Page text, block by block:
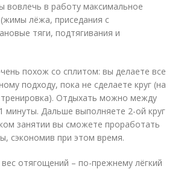
вовлечь в работу максимальное
лёжа, приседания с
тяги, подтягивания и
похож со сплитом: вы делаете все
подходу, пока не сделаете круг (на
тренировка). Отдыхать можно между
минуты. Дальше выполняете 2-ой круг
занятии вы сможете проработать
сэкономив при этом время.
отягощений – по-прежнему лёгкий